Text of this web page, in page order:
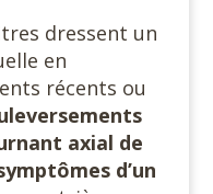
dressent un
en
récents ou
axial de
d’un